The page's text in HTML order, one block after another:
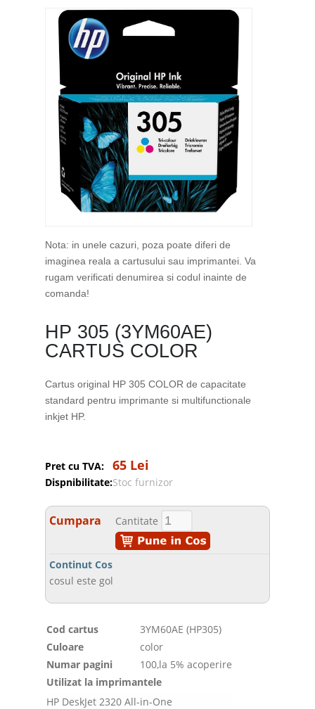
Nota: in unele cazuri, poza poate diferi de
imaginea reala a cartusului sau imprimantei. Va
rugam verificati denumirea si codul inainte de
comanda!
HP 305 (3YM60AE)
CARTUS COLOR
Cartus original HP 305 COLOR de capacitate
standard pentru imprimante si multifunctionale
inkjet HP.
Pret cu TVA: 65 Lei
Dispnibilitate:Stoc furnizor
Cumpara Cantitate
Continut Cos
cosul este gol
Cod cartus
3YM60AE (HP305)
Culoare
color
Numar pagini
100,la 5% acoperire
Utilizat la imprimantele
HP DeskJet 2320 All-in-One